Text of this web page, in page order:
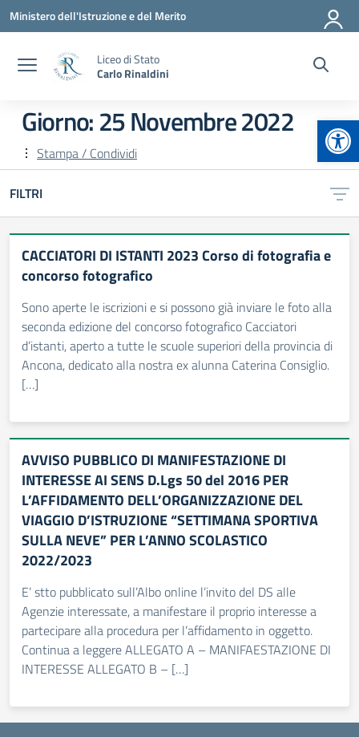
Vai ai contenuti
Vai al menu di navigazione
Vai al footer
Ministero dell'Istruzione e del Merito
Liceo di Stato
Carlo Rinaldini
Giorno:25 Novembre 2022
Stampa / Condividi
FILTRI
CACCIATORI DI ISTANTI 2023 Corso di fotografia e
concorso fotografico
Sono aperte le iscrizioni e si possono già inviare le foto alla
seconda edizione del concorso fotografico Cacciatori
d’istanti, aperto a tutte le scuole superiori della provincia di
Ancona, dedicato alla nostra ex alunna Caterina Consiglio.
[…]
AVVISO PUBBLICO DI MANIFESTAZIONE DI
INTERESSE AI SENS D.Lgs 50 del 2016 PER
L’AFFIDAMENTO DELL’ORGANIZZAZIONE DEL
VIAGGIO D’ISTRUZIONE “SETTIMANA SPORTIVA
SULLA NEVE” PER L’ANNO SCOLASTICO
2022/2023
E’ stto pubblicato sull’Albo online l’invito del DS alle
Agenzie interessate, a manifestare il proprio interesse a
partecipare alla procedura per l’affidamento in oggetto.
Continua a leggere ALLEGATO A – MANIFAESTAZIONE DI
INTERESSE ALLEGATO B – […]